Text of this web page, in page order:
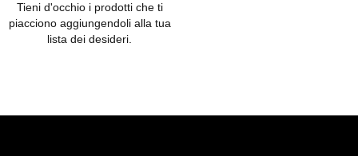
Tieni d'occhio i prodotti che ti
piacciono aggiungendoli alla tua
lista dei desideri.